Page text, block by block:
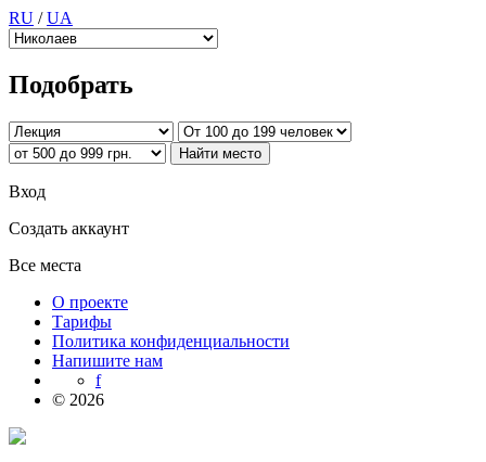
RU /UA
Подобрать
Вход
Создать аккаунт
Все места
О проекте
Тарифы
Политика конфиденциальности
Напишите нам
f
© 2026